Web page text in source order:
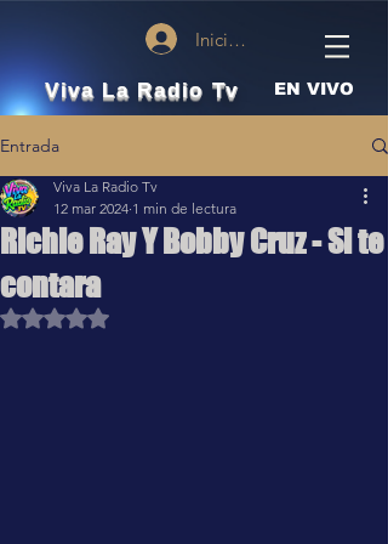
Iniciar sesión
Viva La Radio Tv EN VIVO
Entrada
Richie Ray Y Bobby Cruz - Si te
contara
Viva La Radio Tv
12 mar 2024 1 min de lectura
Obtuvo NaN de 5 estrellas.